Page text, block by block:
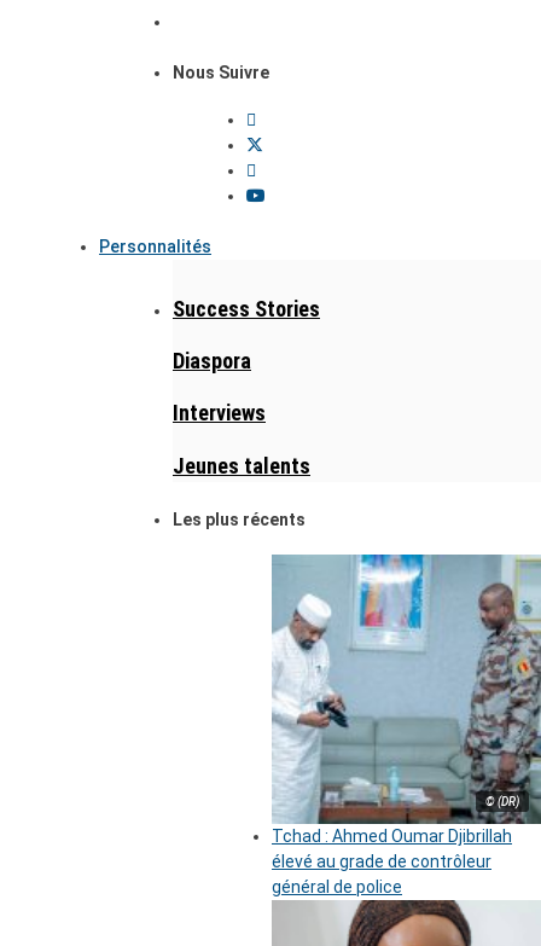
Nous Suivre
Personnalités
Success Stories
Diaspora
Interviews
Jeunes talents
Les plus récents
© (DR)
Tchad : Ahmed Oumar Djibrillah
élevé au grade de contrôleur
général de police